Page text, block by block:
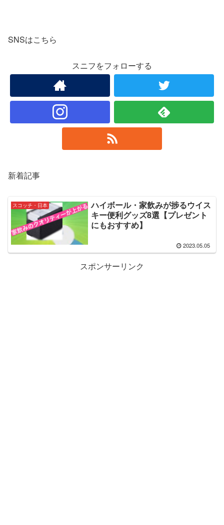
SNSはこちら
スニフをフォローする
新着記事
スコッチ・日本
ハイボール・家飲みが捗るウイス
キー便利グッズ8選【プレゼント
にもおすすめ】
2023.05.05
スポンサーリンク